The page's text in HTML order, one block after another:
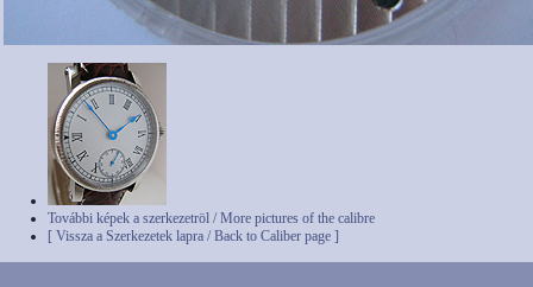
További képek a szerkezetröl / More pictures of the calibre
[ Vissza a Szerkezetek lapra / Back to Caliber page ]